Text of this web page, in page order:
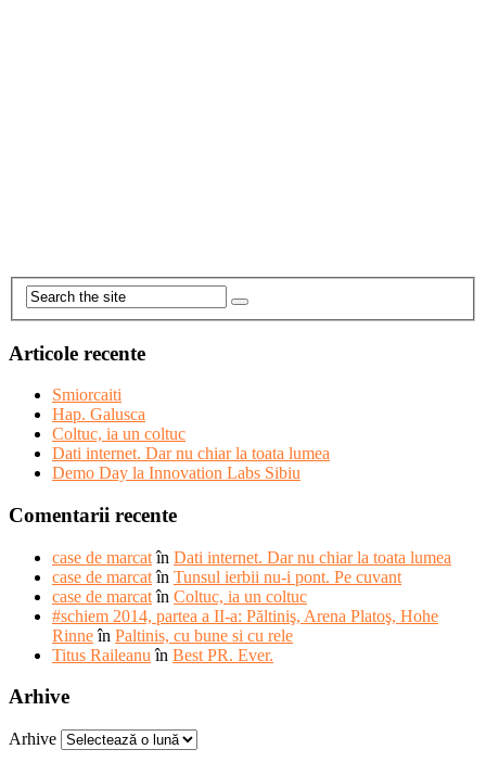
Articole recente
Smiorcaiti
Hap. Galusca
Coltuc, ia un coltuc
Dati internet. Dar nu chiar la toata lumea
Demo Day la Innovation Labs Sibiu
Comentarii recente
case de marcatîn Dati internet. Dar nu chiar la toata lumea
case de marcatîn Tunsul ierbii nu-i pont. Pe cuvant
case de marcatîn Coltuc, ia un coltuc
#schiem 2014, partea a II-a: Păltiniş, Arena Platoş, Hohe
Rinneîn Paltinis, cu bune si cu rele
Titus Raileanu în Best PR. Ever.
Arhive
Arhive